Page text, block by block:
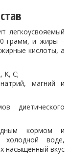
легкоусвояемый
грамм, и жиры –
кислоты, а
K, С;
магний и
диетического
кормом и
холодной воде,
насыщенный вкус